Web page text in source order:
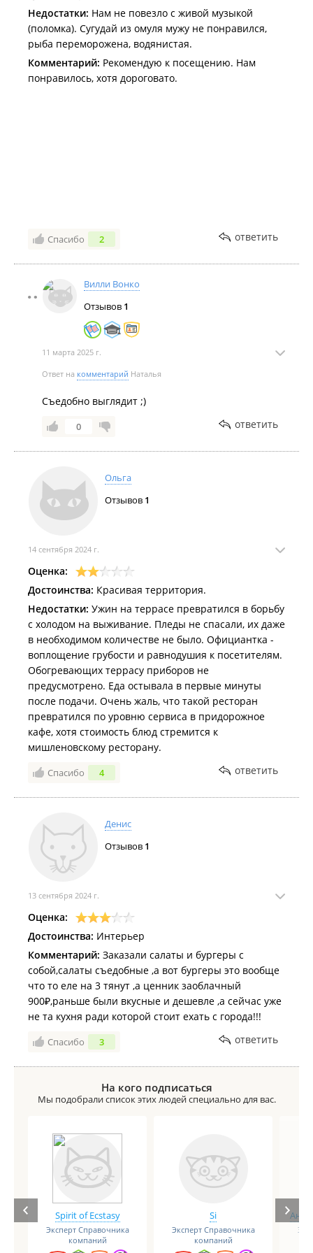
более. Печально. Приду ли я сюда еще раз. Конечно
же нет. Вечер мой был испорчен. Еда, кстати, тоже
была очень даже посредственной, мягко говоря.
Сейчас когда такая конкуренция в мире общепита,
где каждый борется за своего клиента, старается
Недостатки: Нам не повезло с живой музыкой
(поломка). Сугудай из омуля мужу не понравился,
рыба переморожена, водянистая.
Комментарий: Рекомендую к посещению. Нам
понравилось, хотя дороговато.
Спасибо 2 ответить
Вилли Вонко
Отзывов 1
11 марта 2025 г.
Ответ на комментарий Наталья
Съедобно выглядит ;)
0 ответить
Ольга
Отзывов 1
14 сентября 2024 г.
Оценка:
Достоинства: Красивая территория.
Недостатки: Ужин на террасе превратился в борьбу
с холодом на выживание. Пледы не спасали, их даже
в необходимом количестве не было. Официантка -
воплощение грубости и равнодушия к посетителям.
Обогревающих террасу приборов не
предусмотрено. Еда остывала в первые минуты
после подачи. Очень жаль, что такой ресторан
превратился по уровню сервиса в придорожное
кафе, хотя стоимость блюд стремится к
мишленовскому ресторану.
Спасибо 4 ответить
Денис
Отзывов 1
13 сентября 2024 г.
Оценка:
Достоинства: Интерьер
Комментарий: Заказали салаты и бургеры с
собой,салаты съедобные ,а вот бургеры это вообще
что то еле на 3 тянут ,а ценник заоблачный
900₽,раньше были вкусные и дешевле ,а сейчас уже
не та кухня ради которой стоит ехать с города!!!
Спасибо 3 ответить
На кого подписаться
Мы подобрали список этих людей специально для вас.
Spirit of Ecstasy
Эксперт Справочника
компаний
Si
Эксперт Справочника
компаний